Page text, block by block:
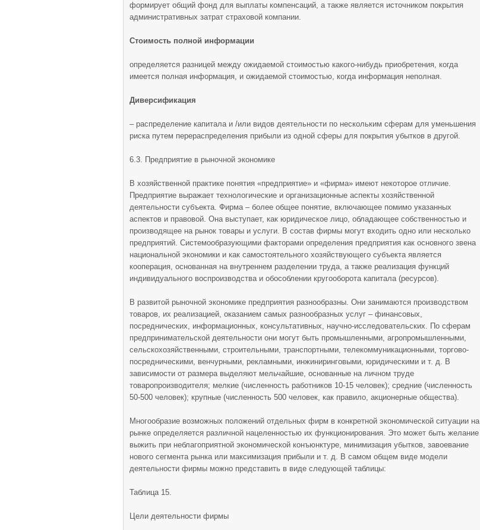
формирует общий фонд для выплаты компенсаций, а также является источником покрытия
административных затрат страховой компании.
Стоимость полной информации
определяется разницей между ожидаемой стоимостью какого-нибудь приобретения, когда
имеется полная информация, и ожидаемой стоимостью, когда информация неполная.
Диверсификация
– распределение капитала и /или видов деятельности по нескольким сферам для уменьшения
риска путем перераспределения прибыли из одной сферы для покрытия убытков в другой.
6.3. Предприятие в рыночной экономике
В хозяйственной практике понятия «предприятие» и «фирма» имеют некоторое отличие.
Предприятие выражает технологические и организационные аспекты хозяйственной
деятельности субъекта. Фирма – более общее понятие, включающее помимо указанных
аспектов и правовой. Она выступает, как юридическое лицо, обладающее собственностью и
производящее на рынок товары и услуги. В состав фирмы могут входить одно или несколько
предприятий. Системообразующими факторами определения предприятия как основного звена
национальной экономики и как самостоятельного хозяйствующего субъекта является
кооперация, основанная на внутреннем разделении труда, а также реализация функций
индивидуального воспроизводства и обособлении кругооборота капитала (ресурсов).
В развитой рыночной экономике предприятия разнообразны. Они занимаются производством
товаров, их реализацией, оказанием самых разнообразных услуг – финансовых,
посреднических, информационных, консультативных, научно-исследовательских. По сферам
предпринимательской деятельности они могут быть промышленными, агропромышленными,
сельскохозяйственными, строительными, транспортными, телекоммуникационными, торгово-
посредническими, венчурными, рекламными, инжиниринговыми, юридическими и т. д. В
зависимости от размера выделяют мельчайшие, основанные на личном труде
товаропроизводителя; мелкие (численность работников 10-15 человек); средние (численность
50-500 человек); крупные (численность 500 человек, как правило, акционерные общества).
Многообразие возможных положений отдельных фирм в конкретной экономической ситуации на
рынке определяется различной нацеленностью их функционирования. Это может быть желание
выжить при неблагоприятной экономической конъюнктуре, минимизация убытков, завоевание
нового сегмента рынка или максимизация прибыли и т. д. В самом общем виде модели
деятельности фирмы можно представить в виде следующей таблицы:
Таблица 15.
Цели деятельности фирмы